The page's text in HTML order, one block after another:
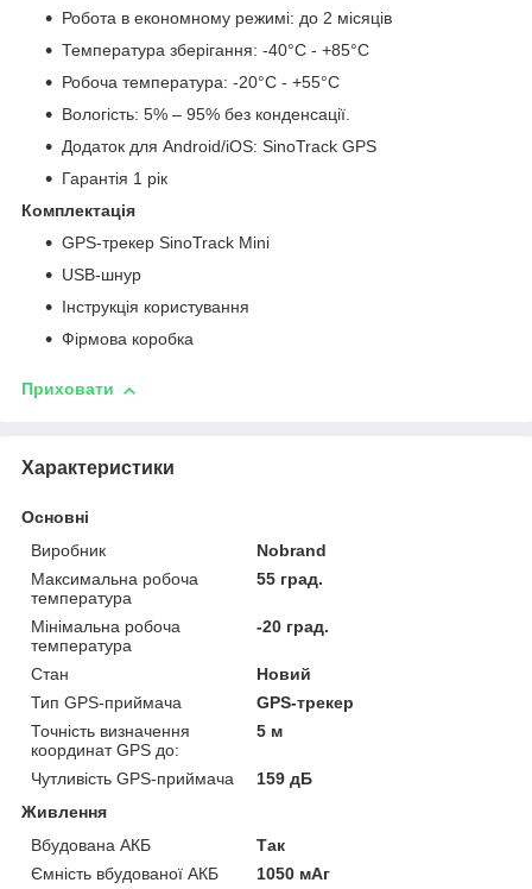
Робота в економному режимі: до 2 місяців
Температура зберігання: -40°C - +85°C
Робоча температура: -20°C - +55°C
Вологість: 5% – 95% без конденсації.
Додаток для Android/iOS: SinoTrack GPS
Гарантія 1 рік
Комплектація
GPS-трекер SinoTrack Mini
USB-шнур
Інструкція користування
Фірмова коробка
Приховати
Характеристики
Основні
Виробник
Nobrand
Максимальна робоча
температура
55 град.
Мінімальна робоча
температура
-20 град.
Стан
Новий
Тип GPS-приймача
GPS-трекер
Точність визначення
координат GPS до:
5 м
Чутливість GPS-приймача
159 дБ
Живлення
Вбудована АКБ
Так
Ємність вбудованої АКБ
1050 мАг